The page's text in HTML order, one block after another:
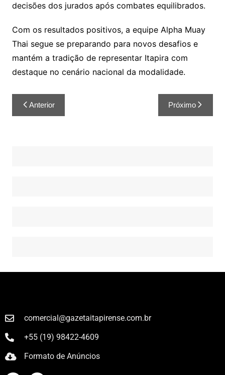
decisões dos jurados após combates equilibrados.
Com os resultados positivos, a equipe Alpha Muay
Thai segue se preparando para novos desafios e
mantém a tradição de representar Itapira com
destaque no cenário nacional da modalidade.
Anterior Próximo
comercial@gazetaitapirense.com.br
+55 (19) 98422-4609
Formato de Anúncios